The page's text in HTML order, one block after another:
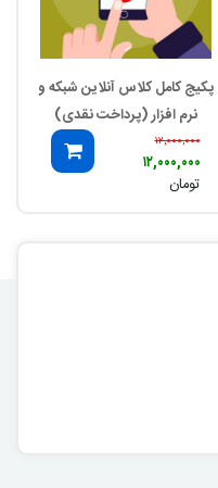
پکیج کامل کلاس آنلاین شبکه و
نرم افزار (پرداخت نقدی)
۱۲,۰۰۰,۰۰۰
۱۲,۰۰۰,۰۰۰
تومان